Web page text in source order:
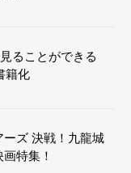
ることができる
籍化
ーズ 決戦！九龍城
特集！